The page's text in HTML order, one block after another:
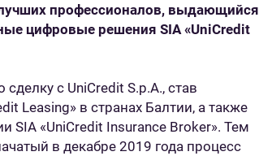
профессионалов, выдающийся
цифровые решения SIA «UniCredit
с UniCredit S.p.A., став
Leasing» в странах Балтии, а также
«UniCredit Insurance Broker». Тем
в декабре 2019 года процесс